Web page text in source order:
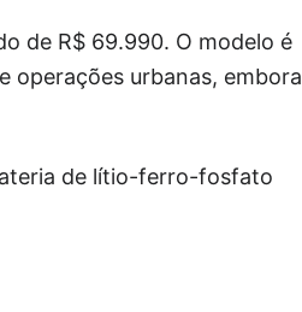
de R$ 69.990. O modelo é
operações urbanas, embora
de lítio-ferro-fosfato